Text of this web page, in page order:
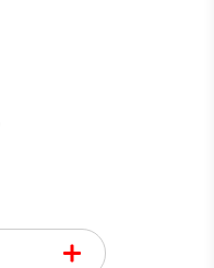
+